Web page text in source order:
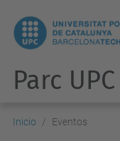
Parc UPC
Inicio Eventos